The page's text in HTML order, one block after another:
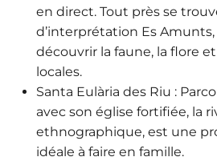
en direct. Tout près se
d’interprétation Es
découvrir la faune, la flore
locales.
Santa Eulària des Riu :
avec son église fortifiée, la
ethnographique, est une
idéale à faire en famille.